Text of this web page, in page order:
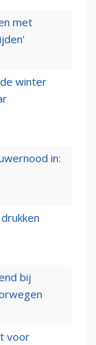
met
winter
in:
bij
voor